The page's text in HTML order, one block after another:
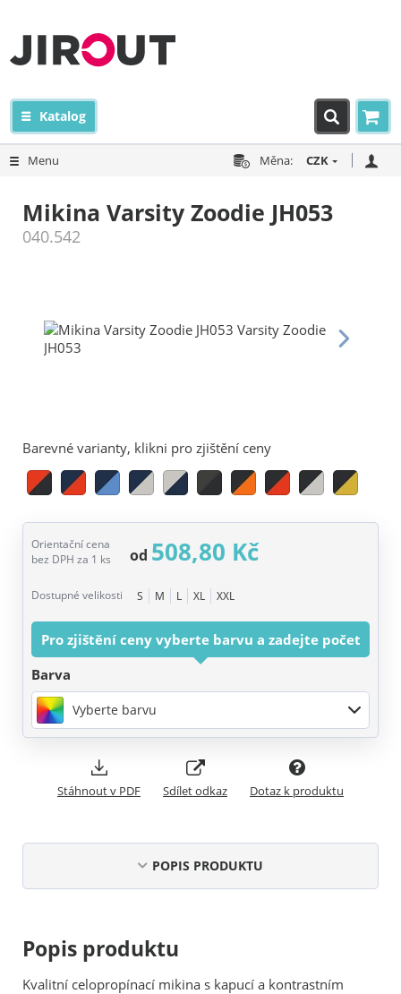
Katalog
Menu Měna: CZK
Mikina Varsity Zoodie JH053
040.542
Barevné varianty, klikni pro zjištění ceny
Orientační cena
bez DPH za 1 ks
od 508,80 Kč
Dostupné velikosti S M L XL XXL
Pro zjištění ceny vyberte barvu a zadejte počet
Barva
Vyberte barvu
Stáhnout v PDF Sdílet odkaz Dotaz k produktu
POPIS PRODUKTU
Popis produktu
Kvalitní celopropínací mikina s kapucí a kontrastním